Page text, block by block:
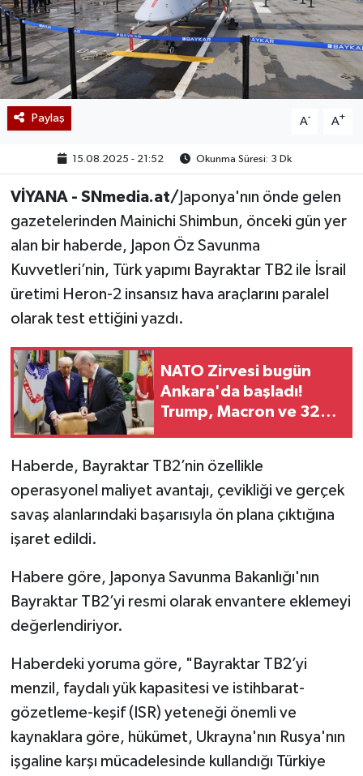
Paylaş A- A+
15.08.2025 - 21:52 Okunma Süresi: 3 Dk
VİYANA - SNmedia.at/ Japonya'nın önde gelen
gazetelerinden Mainichi Shimbun, önceki gün yer
alan bir haberde, Japon Öz Savunma
Kuvvetleri’nin, Türk yapımı Bayraktar TB2 ile İsrail
üretimi Heron-2 insansız hava araçlarını paralel
olarak test ettiğini yazdı.
NATO Zirvesi bugün
Ankara'da başladı!
Trump, Macron ve 32
Haberde, Bayraktar TB2’nin özellikle
operasyonel maliyet avantajı, çevikliği ve gerçek
savaş alanlarındaki başarısıyla ön plana çıktığına
işaret edildi.
Habere göre, Japonya Savunma Bakanlığı'nın
Bayraktar TB2’yi resmi olarak envantere eklemeyi
değerlendiriyor.
Haberdeki yoruma göre, "Bayraktar TB2’yi
menzil, faydalı yük kapasitesi ve istihbarat-
gözetleme-keşif (ISR) yeteneği önemli ve
kaynaklara göre, hükümet, Ukrayna'nın Rusya'nın
işgaline karşı mücadelesinde kullandığı Türkiye